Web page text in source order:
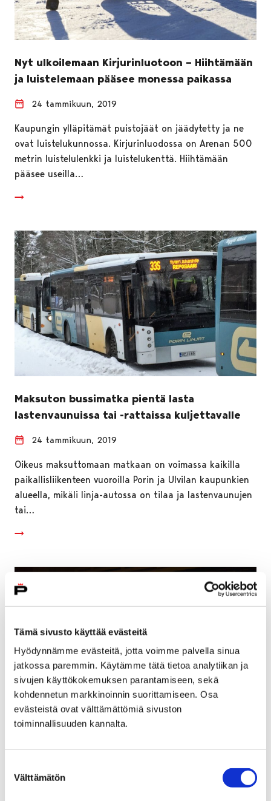
Tämä sivusto käyttää evästeitä
Hyödynnämme evästeitä, jotta voimme palvella sinua
jatkossa paremmin. Käytämme tätä tietoa analytiikan ja
sivujen käyttökokemuksen parantamiseen, sekä
kohdennetun markkinoinnin suorittamiseen. Osa
evästeistä ovat välttämättömiä sivuston
toiminnallisuuden kannalta.
valinta
Välttämätön
Nyt ulkoilemaan Kirjurinluotoon – Hiihtämään
ja luistelemaan pääsee monessa paikassa
24 tammikuun, 2019
Kaupungin ylläpitämät puistojäät on jäädytetty ja ne
ovat luistelukunnossa. Kirjurinluodossa on Arenan 500
metrin luistelulenkki ja luistelukenttä. Hiihtämään
pääsee useilla…
Maksuton bussimatka pientä lasta
lastenvaunuissa tai -rattaissa kuljettavalle
24 tammikuun, 2019
Oikeus maksuttomaan matkaan on voimassa kaikilla
paikallisliikenteen vuoroilla Porin ja Ulvilan kaupunkien
alueella, mikäli linja-autossa on tilaa ja lastenvaunujen
tai…
viikolla Pori Sinfoniettan vieraana
23 tammikuun, 2019